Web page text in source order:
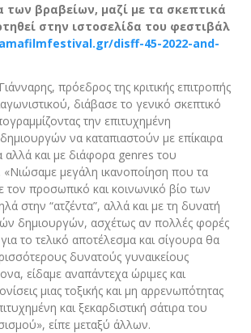
των βραβείων, μαζί με τα σκεπτικά
στην ιστοσελίδα του φεστιβάλ
disff-45-2022-and-
πρόεδρος της κριτικής επιτροπής
διάβασε το γενικό σκεπτικό
την επιτυχημένη
να καταπιαστούν με επίκαιρα
αλλά και με διάφορα genres του
μεγάλη ικανοποίηση που τα
τον προσωπικό και κοινωνικό βίο των
στην “ατζέντα”, αλλά και με τη δυνατή
δημιουργών, ασχέτως αν πολλές φορές
για το τελικό αποτέλεσμα και σίγουρα θα
δυνατούς γυναικείους
είδαμε αναπάντεχα ώριμες και
μιας τοξικής και μη αρρενωπότητας
και ξεκαρδιστική σάτιρα του
είπε μεταξύ άλλων.